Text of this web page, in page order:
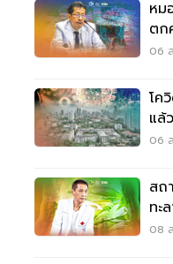
หม
ตก
กา
06
โค
แล้ว 86.2% หมอเฉลิมชัยชี้ไม่นาน
ระ
06
สถ
ทะ
08